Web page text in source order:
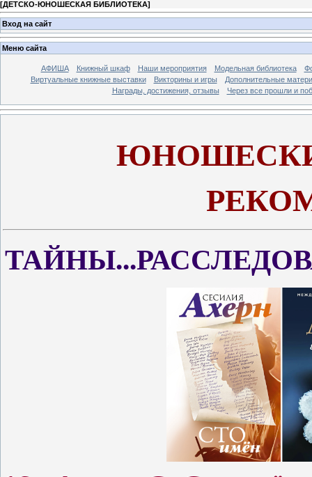
[ДЕТСКО-ЮНОШЕСКАЯ БИБЛИОТЕКА]
Вход на сайт
Меню сайта
АФИША Книжный шкаф Наши мероприятия Модельная библиотека
Виртуальные книжные выставки
Викторины и игры
Дополнительные
Награды, достижения, отзывы
Через все прошли и